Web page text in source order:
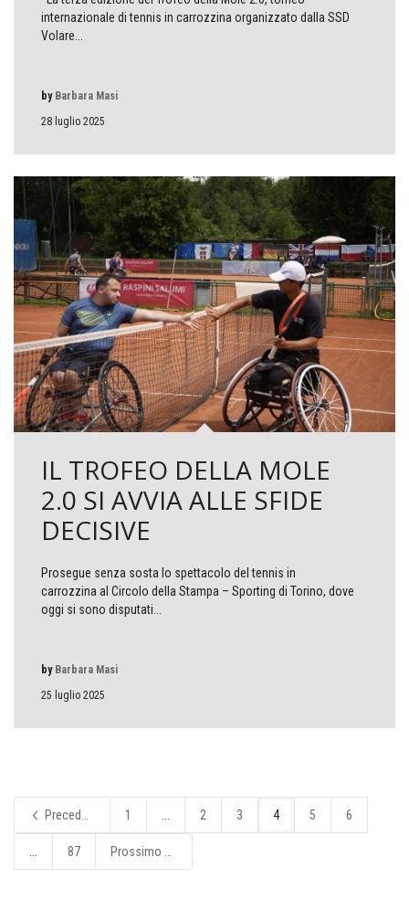
internazionale di tennis in carrozzina organizzato dalla SSD
Volare...
28 luglio 2025
by Barbara Masi
IL TROFEO DELLA MOLE
2.0 SI AVVIA ALLE SFIDE
DECISIVE
Prosegue senza sosta lo spettacolo del tennis in
carrozzina al Circolo della Stampa – Sporting di Torino, dove
oggi si sono disputati...
25 luglio 2025
by Barbara Masi
Precedente 1 ... 2 3 4 5 6
... 87 Prossimo